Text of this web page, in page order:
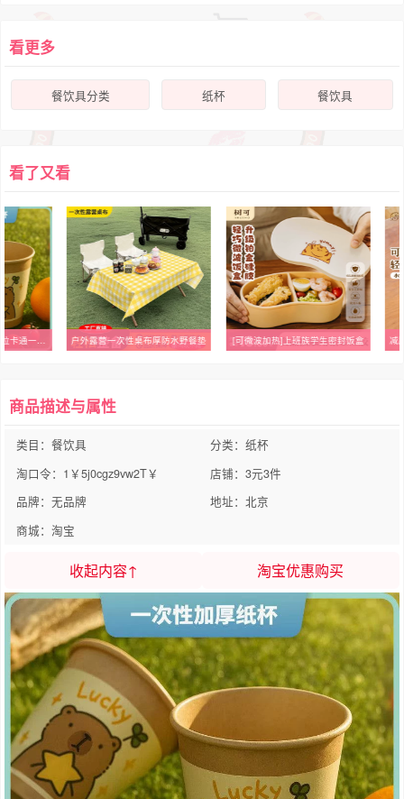
看更多
餐饮具分类 纸杯 餐饮具
看了又看
【20只装】加厚卡皮巴拉卡通一次性纸杯杯子水杯低油墨环保印刷 户外露营一次性桌布厚防水野餐垫 [可微波加热]上班族学生密封饭盒 减
商品描述与属性
类目：餐饮具
分类：纸杯
淘口令：1￥5j0cgz9vw2T￥
店铺：3元3件
品牌：无品牌
地址：北京
商城：淘宝
收起内容↑ 淘宝优惠购买